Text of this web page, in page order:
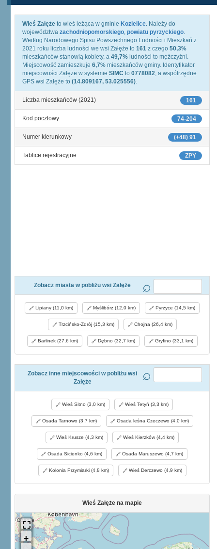
Wieś Załęże to wieś leżąca w gminie Kozielice. Należy do
województwa zachodniopomorskiego, powiatu pyrzyckiego.
Według Narodowego Spisu Powszechnego Ludności i Mieszkań z
2021 roku liczba ludności we wsi Załęże to 161 z czego 50,3%
mieszkańców stanowią kobiety, a 49,7% ludności to mężczyźni.
Miejscowość zamieszkuje 6,7% mieszkańców gminy. Identyfikator
miejscowości Załęże w systemie SIMC to 0778082, a współrzędne
GPS wsi Załęże to (14.809167, 53.025556).
161
Liczba mieszkańców (2021)
74-204
Kod pocztowy
(+48) 91
Numer kierunkowy
ZPY
Tablice rejestracyjne
Zobacz miasta w pobliżu wsi Załęże
Lipiany (11,0 km) Myślibórz (12,0 km) Pyrzyce (14,5 km)
Trzcińsko-Zdrój (15,3 km) Chojna (26,4 km)
Barlinek (27,6 km) Dębno (32,7 km) Gryfino (33,1 km)
Zobacz inne miejscowości w pobliżu wsi
Załęże
Wieś Sitno (3,0 km) Wieś Tetyń (3,3 km)
Osada Tarnowo (3,7 km) Osada leśna Czeczewo (4,0 km)
Wieś Krusze (4,3 km) Wieś Kierzków (4,4 km)
Osada Sicienko (4,6 km) Osada Maruszewo (4,7 km)
Kolonia Przymiarki (4,8 km) Wieś Derczewo (4,9 km)
Wieś Załęże na mapie